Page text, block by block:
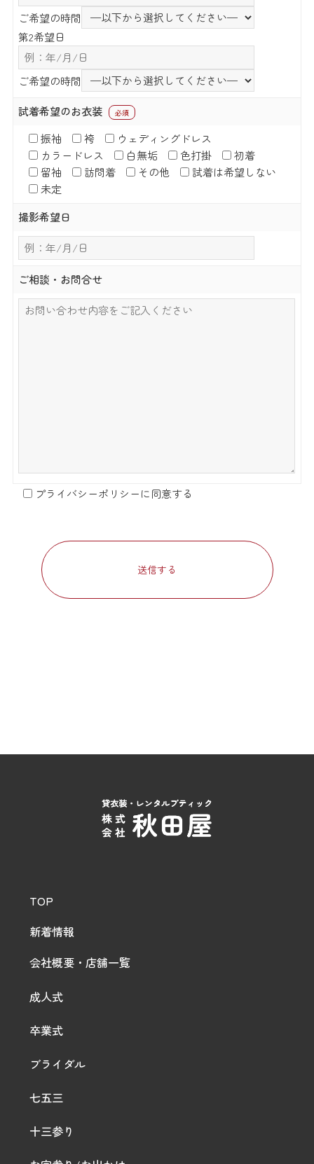
ご希望の時間
第2希望日
ご希望の時間
試着希望のお衣装 必須
振袖 袴
ウェディングドレス
カラードレス
白無垢 色打掛
初着
留袖
訪問着 その他
試着は希望しない
未定
撮影希望日
ご相談・お問合せ
プライバシーポリシーに同意する
TOP
新着情報
会社概要・店舗一覧
成人式
卒業式
ブライダル
七五三
十三参り